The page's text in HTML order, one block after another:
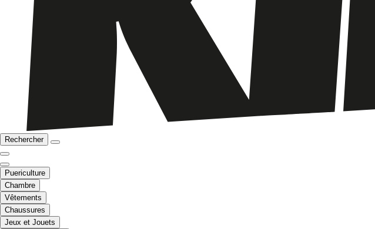
Rechercher
Puericulture
Chambre
Vêtements
Chaussures
Jeux et Jouets